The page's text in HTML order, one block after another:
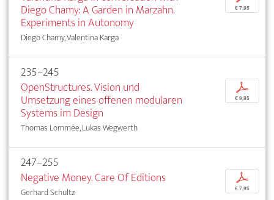
Diego Chamy: A Garden in Marzahn.
Experiments in Autonomy
Diego Chamy, Valentina Karga
€ 7,95
235–245
OpenStructures. Vision und
Umsetzung eines offenen modularen
Systems im Design
Thomas Lommée, Lukas Wegwerth
p
€ 9,95
247–255
Negative Money. Care Of Editions
Gerhard Schultz
p
€ 7,95